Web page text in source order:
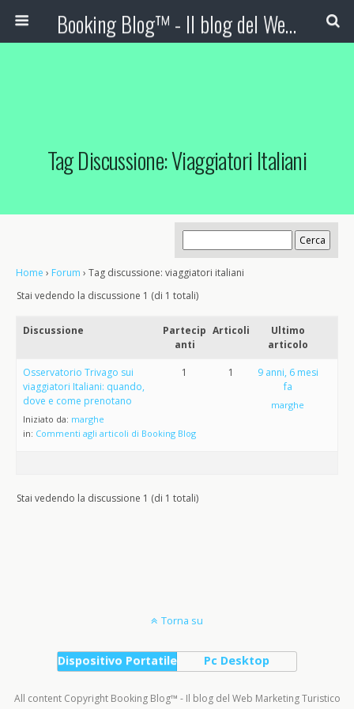
Booking Blog™ - Il blog del Web Marketing Turistico
Tag Discussione: Viaggiatori Italiani
Home › Forum › Tag discussione: viaggiatori italiani
Stai vedendo la discussione 1 (di 1 totali)
Discussione
Partecip
anti
Articoli
Ultimo
articolo
Osservatorio Trivago sui
viaggiatori Italiani: quando,
dove e come prenotano
Iniziato da: marghe
in: Commenti agli articoli di Booking Blog
1 1
9 anni, 6 mesi
fa
marghe
Stai vedendo la discussione 1 (di 1 totali)
Torna su
Dispositivo Portatile Pc Desktop
All content Copyright Booking Blog™ - Il blog del Web Marketing Turistico